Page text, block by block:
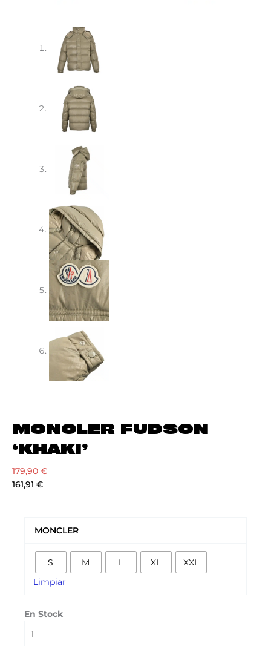
MONCLER FUDSON
‘KHAKI’
179,90€
161,91 €
MONCLER
S M L XL XXL
Limpiar
En Stock
cantidad